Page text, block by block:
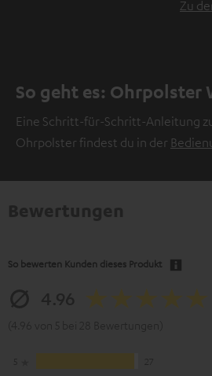
Zu
So geht es: Ohrpolster
Eine Schritt-für-Schritt-Anleitung
Ohrpolster findest du in der
So bewerten Kunden dieses Produkt